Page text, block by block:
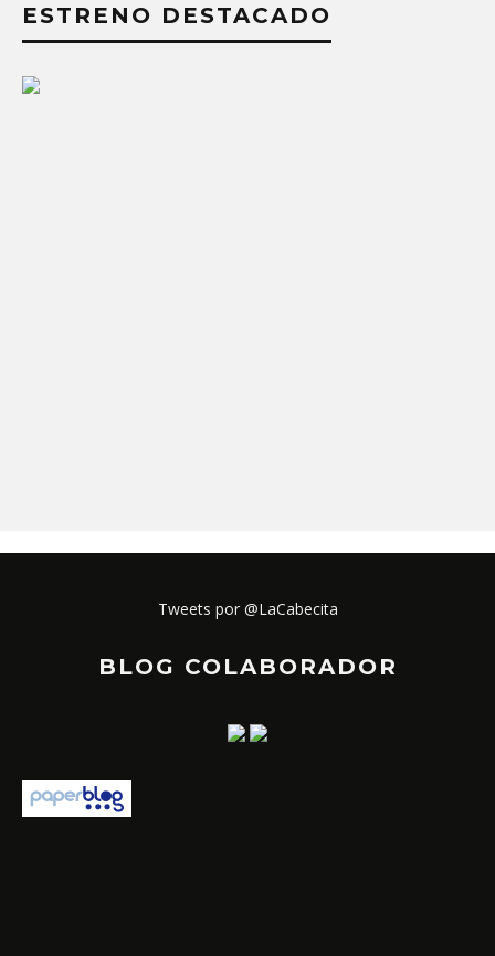
ESTRENO DESTACADO
Tweets por @LaCabecita
BLOG COLABORADOR